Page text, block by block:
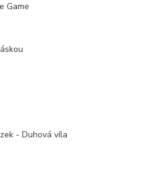
Game
- Duhová víla